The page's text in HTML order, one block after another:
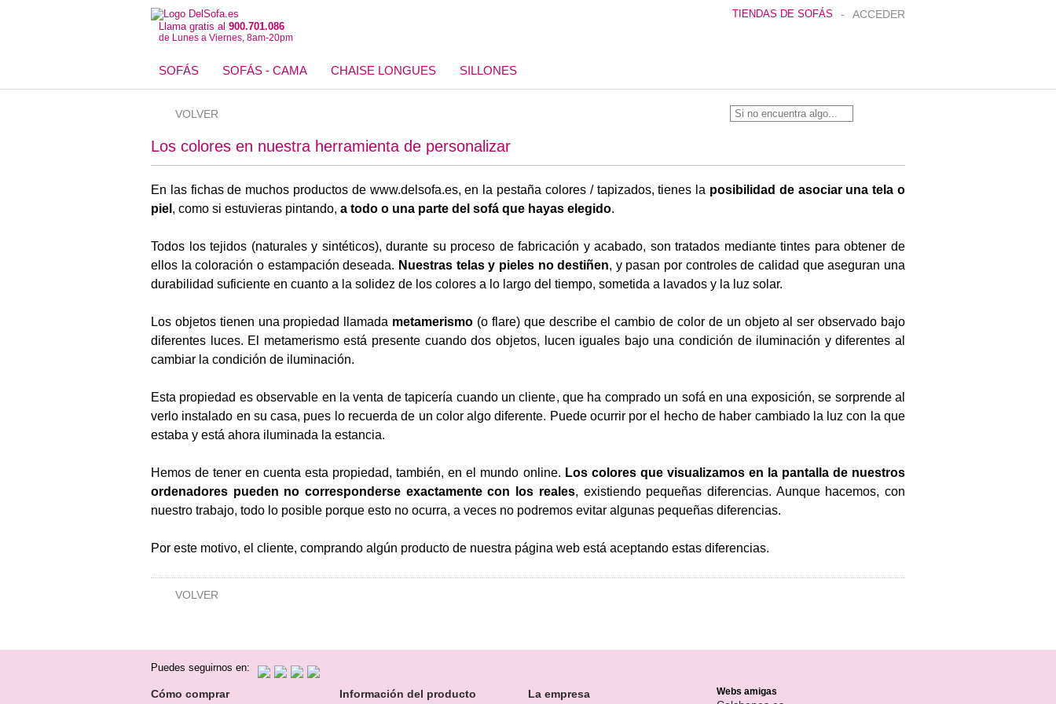
ACCEDER
-
TIENDAS DE SOFÁS
Llama gratis al 900.701.086
de Lunes a Viernes, 8am-20pm
SOFÁS SOFÁS - CAMA CHAISE LONGUES SILLONES
VOLVER
Los colores en nuestra herramienta de personalizar
En las fichas de muchos productos de www.delsofa.es, en la pestaña colores / tapizados, tienes la posibilidad de asociar una tela o
piel , como si estuvieras pintando, a todo o una parte del sofá que hayas elegido.
Todos los tejidos (naturales y sintéticos), durante su proceso de fabricación y acabado, son tratados mediante tintes para obtener de
ellos la coloración o estampación deseada. Nuestras telas y pieles no destiñen, y pasan por controles de calidad que aseguran una
durabilidad suficiente en cuanto a la solidez de los colores a lo largo del tiempo, sometida a lavados y la luz solar.
Los objetos tienen una propiedad llamada metamerismo (o flare) que describe el cambio de color de un objeto al ser observado bajo
diferentes luces. El metamerismo está presente cuando dos objetos, lucen iguales bajo una condición de iluminación y diferentes al
cambiar la condición de iluminación.
Esta propiedad es observable en la venta de tapicería cuando un cliente, que ha comprado un sofá en una exposición, se sorprende al
verlo instalado en su casa, pues lo recuerda de un color algo diferente. Puede ocurrir por el hecho de haber cambiado la luz con la que
estaba y está ahora iluminada la estancia.
Hemos de tener en cuenta esta propiedad, también, en el mundo online. Los colores que visualizamos en la pantalla de nuestros
ordenadores pueden no corresponderse exactamente con los reales, existiendo pequeñas diferencias. Aunque hacemos, con
nuestro trabajo, todo lo posible porque esto no ocurra, a veces no podremos evitar algunas pequeñas diferencias.
Por este motivo, el cliente, comprando algún producto de nuestra página web está aceptando estas diferencias.
VOLVER
Puedes seguirnos en:
Cómo comprar
Información del producto
La empresa
Webs amigas